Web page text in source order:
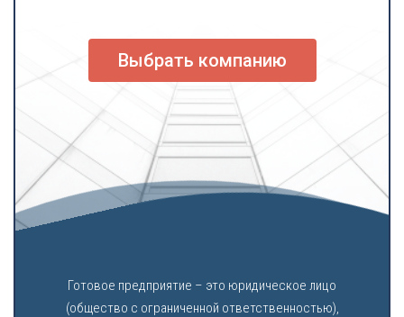
Выбрать компанию
Готовое предприятие – это юридическое лицо
(общество с ограниченной ответственностью),